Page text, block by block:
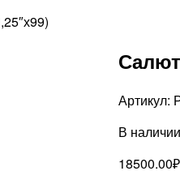
Артикул:
В наличии
18500.00₽